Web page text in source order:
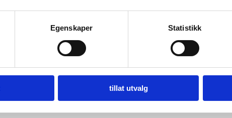
Egenskaper Statistikk
tillat utvalg